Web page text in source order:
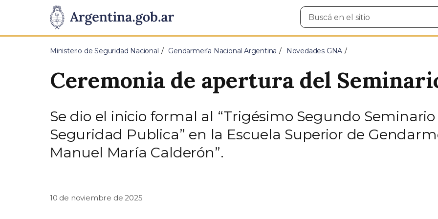
Presidencia
de
Pasar al contenido principal
Buscar
en
Ministerio de Seguridad Nacional Gendarmería Nacional Argentina Novedades GNA
Ceremonia de apertura del
Se dio el inicio formal al “Trigésimo Segundo
Seguridad Publica” en la Escuela Superior de
Manuel María Calderón”.
10 de noviembre de 2025